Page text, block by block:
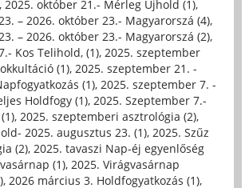
2025. október 21.- Mérleg Újhold (1),
– 2026. október 23.- Magyarorszá (4),
– 2026. október 23.- Magyarorszá (2),
Kos Telihold, (1), 2025. szeptember
(1), 2025. szeptember 21. -
(1), 2025. szeptember 7. -
Holdfogy (1), 2025. Szeptember 7.-
, 2025. szeptemberi asztrológia (2),
2025. augusztus 23. (1), 2025. Szűz
(2), 2025. tavaszi Nap-éj egyenlőség
(1), 2025. Virágvasárnap
, 2026 március 3. Holdfogyatkozás (1),